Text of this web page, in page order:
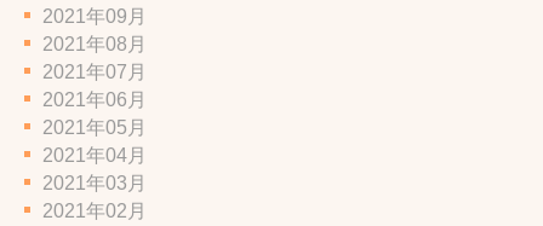
2021年09月
2021年08月
2021年07月
2021年06月
2021年05月
2021年04月
2021年03月
2021年02月